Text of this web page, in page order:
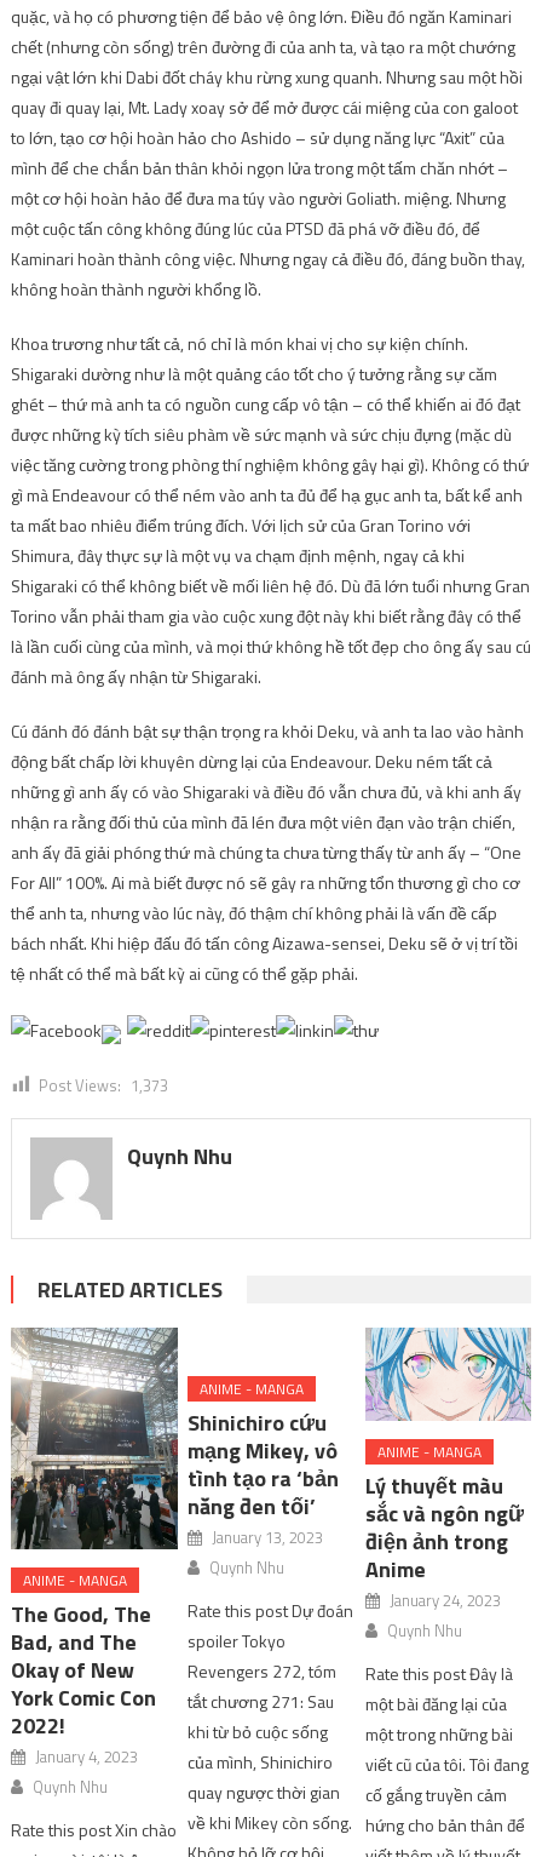
quặc, và họ có phương tiện để bảo vệ ông lớn. Điều đó ngăn Kaminari
chết (nhưng còn sống) trên đường đi của anh ta, và tạo ra một chướng
ngại vật lớn khi Dabi đốt cháy khu rừng xung quanh. Nhưng sau một hồi
quay đi quay lại, Mt. Lady xoay sở để mở được cái miệng của con galoot
to lớn, tạo cơ hội hoàn hảo cho Ashido – sử dụng năng lực “Axit” của
mình để che chắn bản thân khỏi ngọn lửa trong một tấm chăn nhớt –
một cơ hội hoàn hảo để đưa ma túy vào người Goliath. miệng. Nhưng
một cuộc tấn công không đúng lúc của PTSD đã phá vỡ điều đó, để
Kaminari hoàn thành công việc. Nhưng ngay cả điều đó, đáng buồn thay,
không hoàn thành người khổng lồ.
Khoa trương như tất cả, nó chỉ là món khai vị cho sự kiện chính.
Shigaraki dường như là một quảng cáo tốt cho ý tưởng rằng sự căm
ghét – thứ mà anh ta có nguồn cung cấp vô tận – có thể khiến ai đó đạt
được những kỳ tích siêu phàm về sức mạnh và sức chịu đựng (mặc dù
việc tăng cường trong phòng thí nghiệm không gây hại gì). Không có thứ
gì mà Endeavour có thể ném vào anh ta đủ để hạ gục anh ta, bất kể anh
ta mất bao nhiêu điểm trúng đích. Với lịch sử của Gran Torino với
Shimura, đây thực sự là một vụ va chạm định mệnh, ngay cả khi
Shigaraki có thể không biết về mối liên hệ đó. Dù đã lớn tuổi nhưng Gran
Torino vẫn phải tham gia vào cuộc xung đột này khi biết rằng đây có thể
là lần cuối cùng của mình, và mọi thứ không hề tốt đẹp cho ông ấy sau cú
đánh mà ông ấy nhận từ Shigaraki.
Cú đánh đó đánh bật sự thận trọng ra khỏi Deku, và anh ta lao vào hành
động bất chấp lời khuyên dừng lại của Endeavour. Deku ném tất cả
những gì anh ấy có vào Shigaraki và điều đó vẫn chưa đủ, và khi anh ấy
nhận ra rằng đối thủ của mình đã lén đưa một viên đạn vào trận chiến,
anh ấy đã giải phóng thứ mà chúng ta chưa từng thấy từ anh ấy – “One
For All” 100%. Ai mà biết được nó sẽ gây ra những tổn thương gì cho cơ
thể anh ta, nhưng vào lúc này, đó thậm chí không phải là vấn đề cấp
bách nhất. Khi hiệp đấu đó tấn công Aizawa-sensei, Deku sẽ ở vị trí tồi
tệ nhất có thể mà bất kỳ ai cũng có thể gặp phải.
Post Views: 1,373
Quynh Nhu
RELATED ARTICLES
ANIME - MANGA
The Good, The
Bad, and The
Okay of New
York Comic Con
2022!
January 4, 2023
Quynh Nhu
Rate this post Xin chào
ANIME - MANGA
Shinichiro cứu
mạng Mikey, vô
tình tạo ra ‘bản
năng đen tối’
January 13, 2023
Quynh Nhu
Rate this post Dự đoán
spoiler Tokyo
Revengers 272, tóm
tắt chương 271: Sau
khi từ bỏ cuộc sống
của mình, Shinichiro
quay ngược thời gian
về khi Mikey còn sống.
ANIME - MANGA
Lý thuyết màu
sắc và ngôn ngữ
điện ảnh trong
Anime
January 24, 2023
Quynh Nhu
Rate this post Đây là
một bài đăng lại của
một trong những bài
viết cũ của tôi. Tôi đang
cố gắng truyền cảm
hứng cho bản thân để